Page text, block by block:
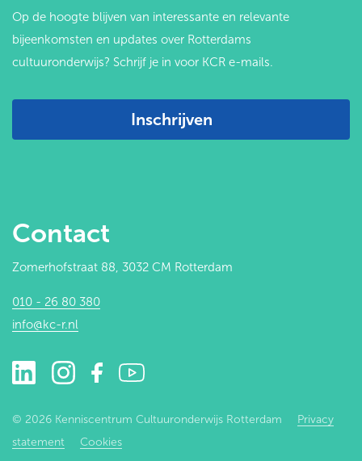
Op de hoogte blijven van interessante en relevante
bijeenkomsten en updates over Rotterdams
cultuuronderwijs? Schrijf je in voor KCR e-mails.
Inschrijven
Contact
Zomerhofstraat 88, 3032 CM Rotterdam
010 - 26 80 380
info@kc-r.nl
© 2026 Kenniscentrum Cultuuronderwijs Rotterdam
Privacy
statement
Cookies